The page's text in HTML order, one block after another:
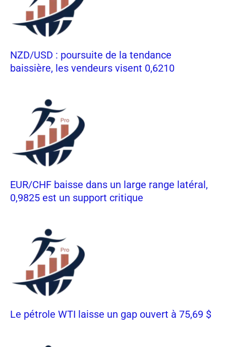
NZD/USD : poursuite de la tendance
baissière, les vendeurs visent 0,6210
EUR/CHF baisse dans un large range latéral,
0,9825 est un support critique
Le pétrole WTI laisse un gap ouvert à 75,69 $